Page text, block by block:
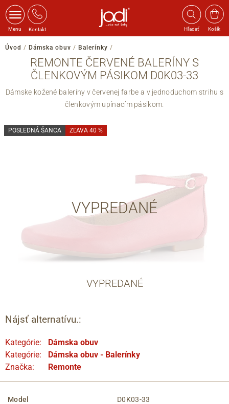
Menu Kontakt Hľadať Košík
Úvod / Dámska obuv / Balerínky /
REMONTE ČERVENÉ BALERÍNY S
ČLENKOVÝM PÁSIKOM D0K03-33
Dámske kožené baleríny v červenej farbe a v jednoduchom strihu s
členkovým upínacím pásikom.
VYPREDANÉ
POSLEDNÁ ŠANCA ZĽAVA 40 %
VYPREDANÉ
Nájsť alternatívu.:
Kategórie:
Dámska obuv
Kategórie:
Dámska obuv - Balerínky
Značka:
Remonte
Model D0K03-33